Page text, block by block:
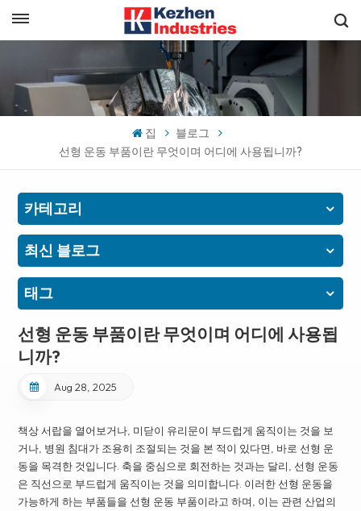
English
한국의
빠른 견적 받기
집
블로그
선형 운동 부품이란 무엇이며 어디에 사용됩니까?
카테고리
최신 블로그
태그
선형 운동 부품이란 무엇이며 어디에 사용됩
니까?
Aug 28, 2025
책상 서랍을 열어보거나, 미닫이 유리문이 부드럽게 움직이는 것을 보
거나, 병원 침대가 조용히 조절되는 것을 본 적이 있다면, 바로 선형 운
동을 목격한 것입니다. 축을 중심으로 회전하는 것과는 달리, 선형 운동
은 직선으로 부드럽게 움직이는 것을 의미합니다. 이러한 선형 운동을
가능하게 하는 부품들을 선형 운동 부품이라고 하며, 이는 관련 산업의